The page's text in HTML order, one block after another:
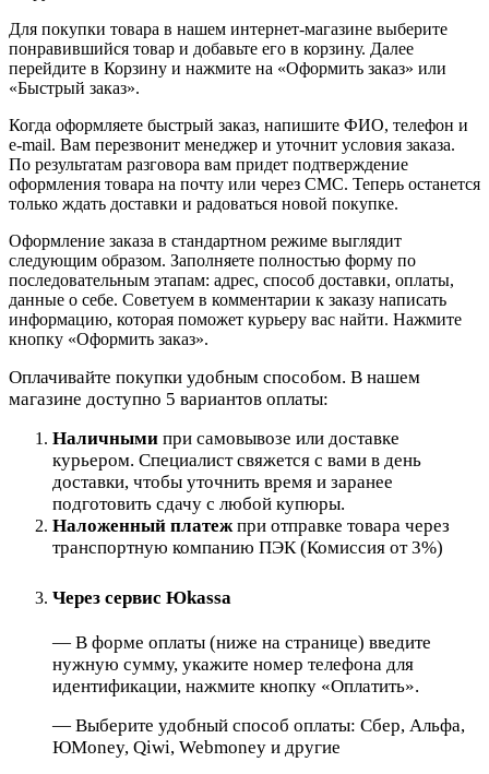
Для покупки товара в нашем интернет-магазине выберите
понравившийся товар и добавьте его в корзину. Далее
перейдите в Корзину и нажмите на «Оформить заказ» или
«Быстрый заказ».
Когда оформляете быстрый заказ, напишите ФИО, телефон и
e-mail. Вам перезвонит менеджер и уточнит условия заказа.
По результатам разговора вам придет подтверждение
оформления товара на почту или через СМС. Теперь останется
только ждать доставки и радоваться новой покупке.
Оформление заказа в стандартном режиме выглядит
следующим образом. Заполняете полностью форму по
последовательным этапам: адрес, способ доставки, оплаты,
данные о себе. Советуем в комментарии к заказу написать
информацию, которая поможет курьеру вас найти. Нажмите
кнопку «Оформить заказ».
Оплачивайте покупки удобным способом. В нашем
магазине доступно 5 вариантов оплаты:
Наличными при самовывозе или доставке
курьером. Специалист свяжется с вами в день
доставки, чтобы уточнить время и заранее
подготовить сдачу с любой купюры.
Наложенный платеж при отправке товара через
транспортную компанию ПЭК (Комиссия от 3%)
Через сервис Юkassa
— В форме оплаты (ниже на странице) введите
нужную сумму, укажите номер телефона для
идентификации, нажмите кнопку «Оплатить».
— Выберите удобный способ оплаты: Сбер, Альфа,
ЮMoney, Qiwi, Webmoney и другие